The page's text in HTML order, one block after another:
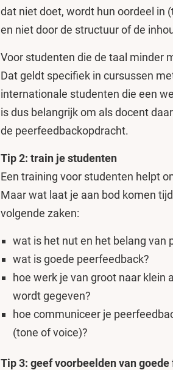
dat niet doet, wordt hun oordeel in
en niet door de structuur of de
Voor studenten die de taal minder
Dat geldt specifiek in cursussen
internationale studenten die een
is dus belangrijk om als docent
de peerfeedbackopdracht.
Tip 2: train je studenten
Een training voor studenten helpt
Maar wat laat je aan bod komen
volgende zaken:
wat is het nut en het belang van
wat is goede peerfeedback?
hoe werk je van groot naar klein
wordt gegeven?
hoe communiceer je
(tone of voice)?
Tip 3: geef voorbeelden van